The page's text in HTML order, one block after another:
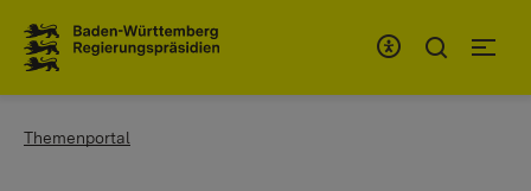
You are here:
Themenportal